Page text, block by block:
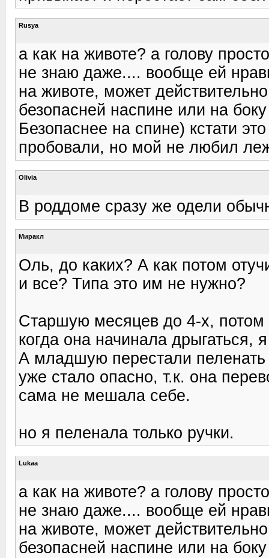
Rusya
а как на животе? а голову
не знаю даже.... вообще ей
на животе, может
безопасней наспине или на
Безопаснее на спине) кстати
пробовали, но мой не любил
Olivia
В роддоме сразу же одели
Миракл
Оль, до каких? А как потом
и все? Типа это им не нужно?
Старшую месяцев до 4-х, потом
когда она начинала дрыгаться,
А младшую перестали пеленать
уже стало опасно, т.к. она
сама не мешала себе.
но я пеленала только ручки.
Lukaa
а как на животе? а голову
не знаю даже.... вообще ей
на животе, может
безопасней наспине или на